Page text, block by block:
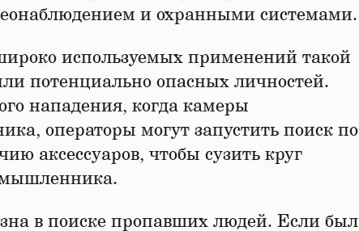
и охранными системами.
используемых применений такой
потенциально опасных личностей.
нападения, когда камеры
операторы могут запустить поиск по
аксессуаров, чтобы сузить круг
в поиске пропавших людей. Если был